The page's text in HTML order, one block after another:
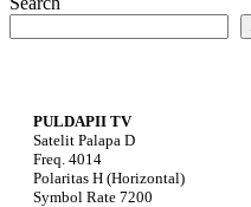
PULDAPII TV
Satelit Palapa D
Freq. 4014
Polaritas H (Horizontal)
Symbol Rate 7200